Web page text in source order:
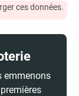
ces données.
emmenons